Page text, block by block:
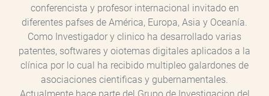
conferencista y profesor internacional invitado en
diferentes pafses de América, Europa, Asia y Oceanía.
Como Investigador y clinico ha desarrollado varias
patentes, softwares y oiotemas digitales aplicados a la
clínica por lo cual ha recibido multipleo galardones de
asociaciones cientificas y gubernamentales.
Actualmente hace parte del Grupo de Investigacion del